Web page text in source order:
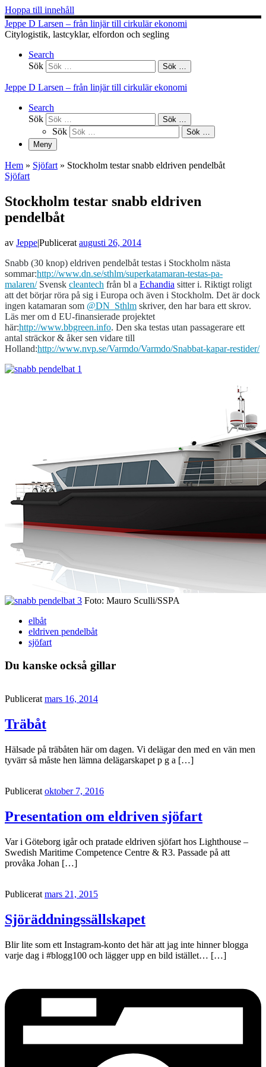
Hoppa till innehåll
Jeppe D Larsen – från linjär till cirkulär ekonomi
Citylogistik, lastcyklar, elfordon och segling
Search
Sök
Sök …
Jeppe D Larsen – från linjär till cirkulär ekonomi
Search
Sök
Sök …
Sök
Sök …
Meny
Hem » Sjöfart » Stockholm testar snabb eldriven pendelbåt
Sjöfart
Stockholm testar snabb eldriven
pendelbåt
av Jeppe|Publicerat augusti 26, 2014
Snabb (30 knop) eldriven pendelbåt testas i Stockholm nästa
sommar:http://www.dn.se/sthlm/superkatamaran-testas-pa-
malaren/Svensk cleantech från bl a Echandia sitter i. Riktigt roligt
att det börjar röra på sig i Europa och även i Stockholm. Det är dock
ingen katamaran som @DN_Sthlm skriver, den har bara ett skrov.
Läs mer om d EU-finansierade projektet
här:http://www.bbgreen.info. Den ska testas utan passagerare ett
antal sträckor & åker sen vidare till
Holland:http://www.nvp.se/Varmdo/Varmdo/Snabbat-kapar-restider/
Foto: Mauro Sculli/SSPA
elbåt
eldriven pendelbåt
sjöfart
Du kanske också gillar
Publicerat mars 16, 2014
Träbåt
Hälsade på träbåten här om dagen. Vi delägar den med en vän men
tyvärr så måste hen lämna delägarskapet p g a […]
Publicerat oktober 7, 2016
Presentation om eldriven sjöfart
Var i Göteborg igår och pratade eldriven sjöfart hos Lighthouse –
Swedish Maritime Competence Centre & R3. Passade på att
provåka Johan […]
Publicerat mars 21, 2015
Sjöräddningssällskapet
Blir lite som ett Instagram-konto det här att jag inte hinner blogga
varje dag i #blogg100 och lägger upp en bild istället… […]